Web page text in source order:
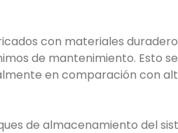
con materiales
de mantenimiento. Esto
en comparación con
de almacenamiento del